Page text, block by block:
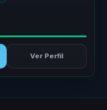
Ver Perfil